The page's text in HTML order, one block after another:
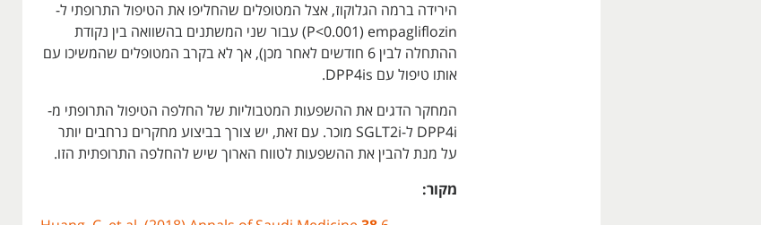
הירידה ברמה הגלוקוז, אצל המטופלים שהחליפו את הטיפול התרופתי ל-
empagliflozin
(P<0.001) עבור שני המשתנים בהשוואה בין נקודת
ההתחלה לבין 6 חודשים לאחר מכן), אך לא בקרב המטופלים שהמשיכו עם
אותו טיפול עם DPP4is.
המחקר הדגים את ההשפעות המטבוליות של החלפה הטיפול התרופתי מ-
DPP4i ל-SGLT2i מוכר. עם זאת, יש צורך בביצוע מחקרים נרחבים יותר
על מנת להבין את ההשפעות לטווח הארוך שיש להחלפה התרופתית הזו.
מקור: